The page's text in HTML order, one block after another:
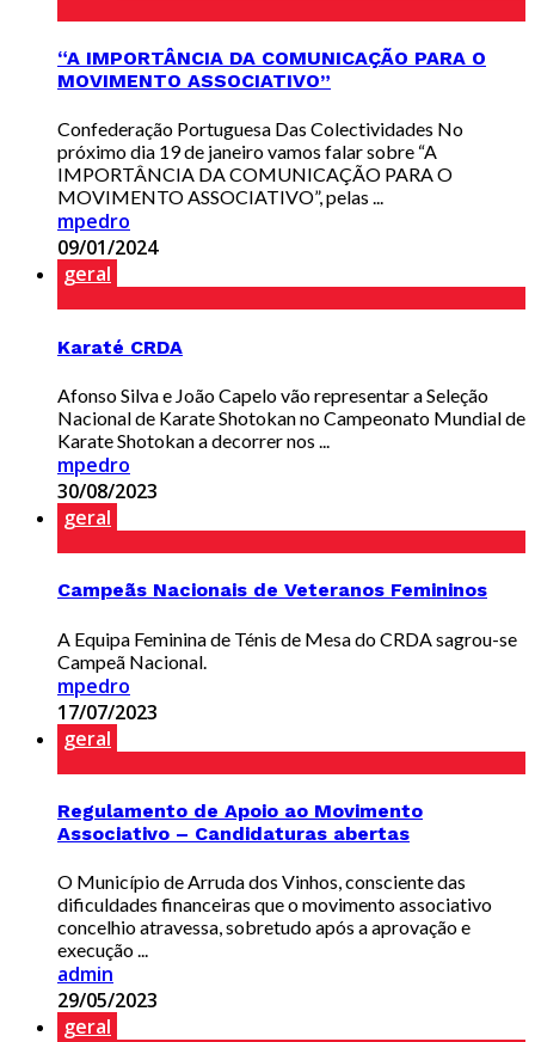
“A IMPORTÂNCIA DA COMUNICAÇÃO PARA O
MOVIMENTO ASSOCIATIVO”
Confederação Portuguesa Das Colectividades No
próximo dia 19 de janeiro vamos falar sobre “A
IMPORTÂNCIA DA COMUNICAÇÃO PARA O
MOVIMENTO ASSOCIATIVO”, pelas ...
mpedro
09/01/2024
geral
Karaté CRDA
Afonso Silva e João Capelo vão representar a Seleção
Nacional de Karate Shotokan no Campeonato Mundial de
Karate Shotokan a decorrer nos ...
mpedro
30/08/2023
geral
Campeãs Nacionais de Veteranos Femininos
A Equipa Feminina de Ténis de Mesa do CRDA sagrou-se
Campeã Nacional.
mpedro
17/07/2023
geral
Regulamento de Apoio ao Movimento
Associativo – Candidaturas abertas
O Município de Arruda dos Vinhos, consciente das
dificuldades financeiras que o movimento associativo
concelhio atravessa, sobretudo após a aprovação e
execução ...
admin
29/05/2023
geral